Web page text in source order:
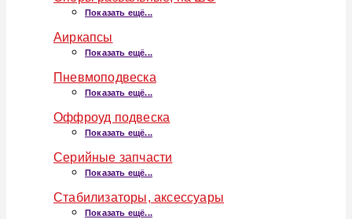
Показать ещё...
Аиркапсы
Показать ещё...
Пневмоподвеска
Показать ещё...
Оффроуд подвеска
Показать ещё...
Серийные запчасти
Показать ещё...
Стабилизаторы, аксессуары
Показать ещё...